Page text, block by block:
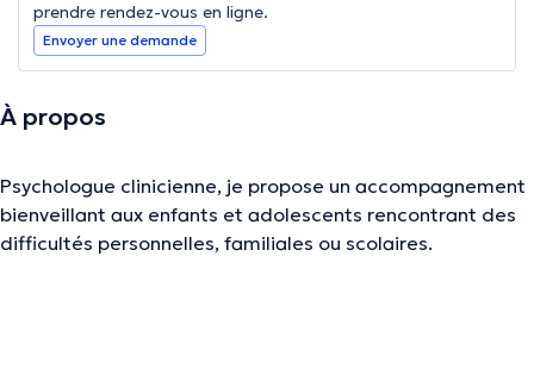
prendre rendez-vous en ligne.
Envoyer une demande
À propos
Psychologue clinicienne, je propose un accompagnement
bienveillant aux enfants et adolescents rencontrant des
difficultés personnelles, familiales ou scolaires.